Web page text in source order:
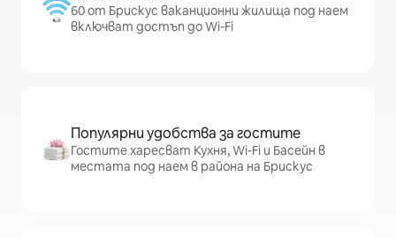
60 от Брискус ваканционни жилища под наем
включват достъп до Wi-Fi
Популярни удобства за гостите
Гостите харесват Кухня, Wi-Fi и Басейн в
местата под наем в района на Брискус